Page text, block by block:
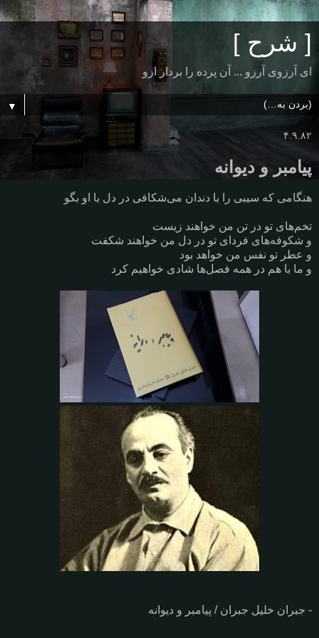
[ شرح ]
ای آرزوی آرزو ... آن پرده را بردار ازو
▼
۴.۹.۸۲
پیامبر و دیوانه
هنگامی که سیبی را با دندان می‌شکافی در دل با او بگو
تخم‌های تو در تن من خواهند زیست
و شکوفه‌های فردای تو در دل من خواهند شکفت
و عطر تو نفس من خواهد بود
و ما با هم در همه فصل‌ها شادی خواهیم کرد
- جبران خلیل جبران / پیامبر و دیوانه